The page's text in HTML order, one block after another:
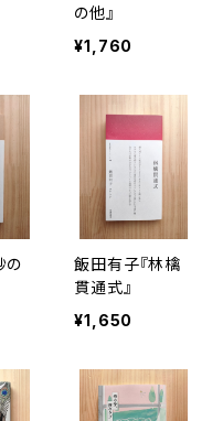
の他』
¥1,760
の
飯田有子『林檎
貫通式』
¥1,650